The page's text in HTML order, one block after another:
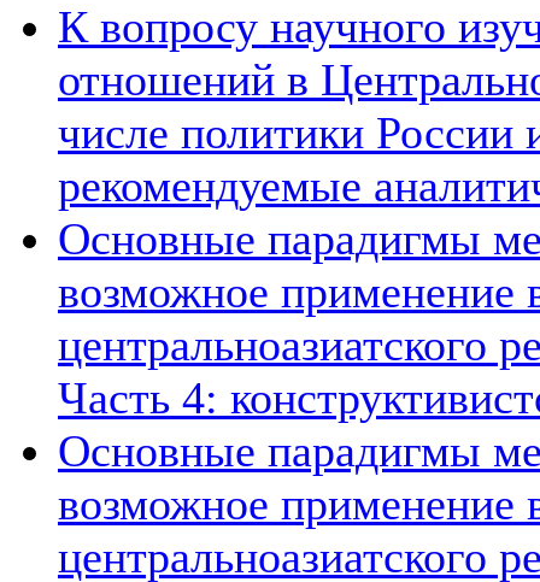
К вопросу научного
отношений в
числе политики России
рекомендуемые
Основные парадигмы
возможное применение
центральноазиатского
Часть 4:
Основные парадигмы
возможное применение
центральноазиатского